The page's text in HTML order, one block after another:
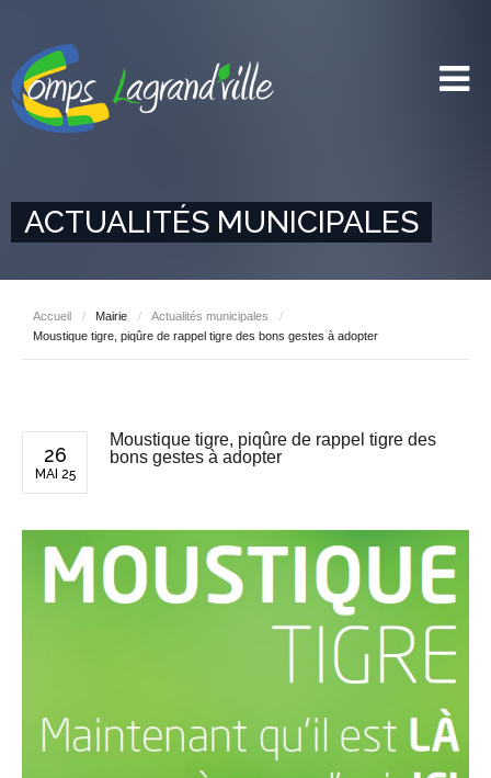
ACTUALITÉS MUNICIPALES
Accueil / Mairie / Actualités municipales
/
Moustique tigre, piqûre de rappel tigre des bons gestes à adopter
26
MAI 25
Moustique tigre, piqûre de rappel tigre des
bons gestes à adopter